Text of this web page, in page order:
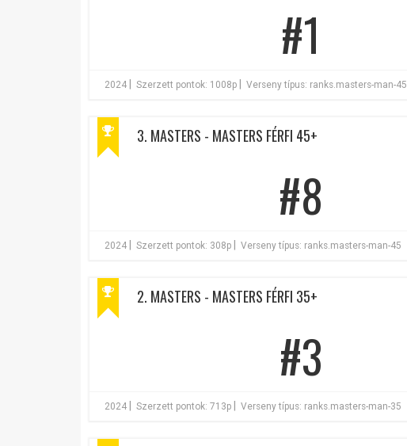
#1
2024 Szerzett pontok: 1008p Verseny típus: ranks.masters-man-45
3. MASTERS - MASTERS FÉRFI 45+
#8
2024 Szerzett pontok: 308p Verseny típus: ranks.masters-man-45
2. MASTERS - MASTERS FÉRFI 35+
#3
2024 Szerzett pontok: 713p Verseny típus: ranks.masters-man-35